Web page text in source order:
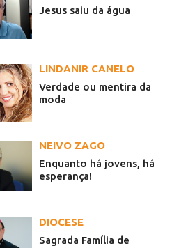
Jesus saiu da água
LINDANIR CANELO
Verdade ou mentira da
moda
NEIVO ZAGO
Enquanto há jovens, há
esperança!
DIOCESE
Sagrada Família de